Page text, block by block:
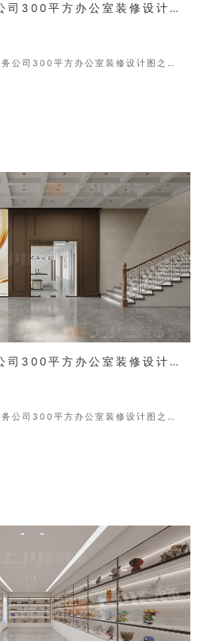
平方办公室装修设计图(二）
公司300平方办公室装修设计图之
平方办公室装修设计图(一）
公司300平方办公室装修设计图之